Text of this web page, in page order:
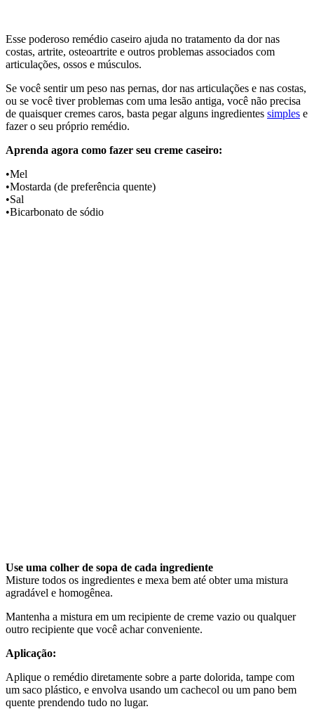
Esse poderoso remédio caseiro ajuda no tratamento da dor nas
costas, artrite, osteoartrite e outros problemas associados com
articulações, ossos e músculos.
Se você sentir um peso nas pernas, dor nas articulações e nas costas,
ou se você tiver problemas com uma lesão antiga, você não precisa
de quaisquer cremes caros, basta pegar alguns ingredientes simples e
fazer o seu próprio remédio.
Aprenda agora como fazer seu creme caseiro:
•Mel
•Mostarda (de preferência quente)
•Sal
•Bicarbonato de sódio
Use uma colher de sopa de cada ingrediente
Misture todos os ingredientes e mexa bem até obter uma mistura
agradável e homogênea.
Mantenha a mistura em um recipiente de creme vazio ou qualquer
outro recipiente que você achar conveniente.
Aplicação:
Aplique o remédio diretamente sobre a parte dolorida, tampe com
um saco plástico, e envolva usando um cachecol ou um pano bem
quente prendendo tudo no lugar.